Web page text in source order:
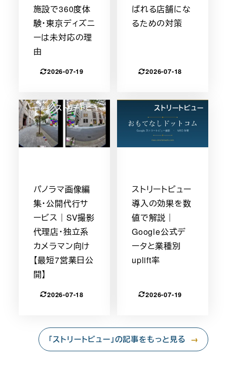
施設で360度体
験・東京ディズニ
ーは未対応の理
由
2026-07-19
ばれる店舗にな
るための対策
2026-07-18
ストリートビュー
パノラマ画像編
集・公開代行サ
ービス｜SV撮影
代理店・独立系
カメラマン向け
【最短7営業日公
開】
2026-07-18
ストリートビュー
ストリートビュー
導入の効果を数
値で解説｜
Google公式デ
ータと業種別
uplift率
2026-07-19
「ストリートビュー」の記事をもっと見る →